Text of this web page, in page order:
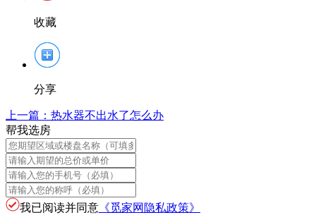
收藏
分享
上一篇： 热水器不出水了怎么办
帮我选房
我已阅读并同意 《觅家网隐私政策》